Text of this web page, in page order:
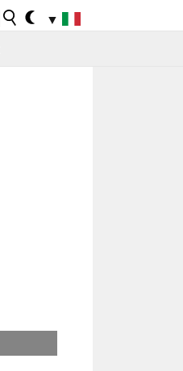
▼